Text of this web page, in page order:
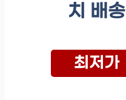
치 배송
최저가